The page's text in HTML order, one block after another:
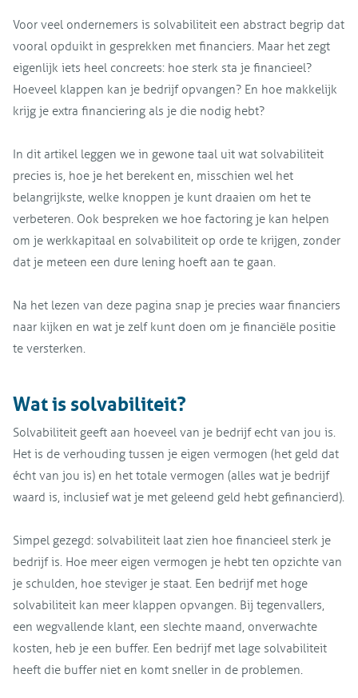
Voor veel ondernemers is solvabiliteit een abstract begrip dat
vooral opduikt in gesprekken met financiers. Maar het zegt
eigenlijk iets heel concreets: hoe sterk sta je financieel?
Hoeveel klappen kan je bedrijf opvangen? En hoe makkelijk
krijg je extra financiering als je die nodig hebt?
In dit artikel leggen we in gewone taal uit wat solvabiliteit
precies is, hoe je het berekent en, misschien wel het
belangrijkste, welke knoppen je kunt draaien om het te
verbeteren. Ook bespreken we hoe factoring je kan helpen
om je werkkapitaal en solvabiliteit op orde te krijgen, zonder
dat je meteen een dure lening hoeft aan te gaan.
Na het lezen van deze pagina snap je precies waar financiers
naar kijken en wat je zelf kunt doen om je financiële positie
te versterken.
Wat is solvabiliteit?
Solvabiliteit geeft aan hoeveel van je bedrijf echt van jou is.
Het is de verhouding tussen je eigen vermogen (het geld dat
écht van jou is) en het totale vermogen (alles wat je bedrijf
waard is, inclusief wat je met geleend geld hebt gefinancierd).
Simpel gezegd: solvabiliteit laat zien hoe financieel sterk je
bedrijf is. Hoe meer eigen vermogen je hebt ten opzichte van
je schulden, hoe steviger je staat. Een bedrijf met hoge
solvabiliteit kan meer klappen opvangen. Bij tegenvallers,
een wegvallende klant, een slechte maand, onverwachte
kosten, heb je een buffer. Een bedrijf met lage solvabiliteit
heeft die buffer niet en komt sneller in de problemen.